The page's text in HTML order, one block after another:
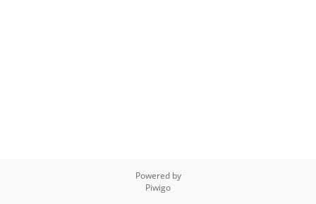
Powered by
Piwigo